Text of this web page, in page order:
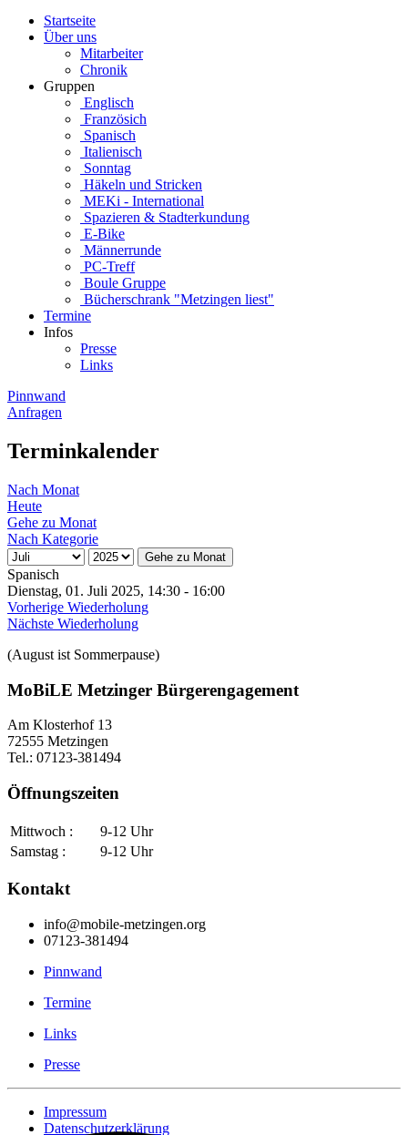
Startseite
Über uns
Mitarbeiter
Chronik
Gruppen
Englisch
Französich
Spanisch
Italienisch
Sonntag
Häkeln und Stricken
MEKi - International
Spazieren & Stadterkundung
E-Bike
Männerrunde
PC-Treff
Boule Gruppe
Bücherschrank "Metzingen liest"
Termine
Infos
Presse
Links
Pinnwand
Anfragen
Terminkalender
Nach Monat
Heute
Gehe zu Monat
Nach Kategorie
Gehe zu Monat
Spanisch
Dienstag, 01. Juli 2025, 14:30 - 16:00
Vorherige Wiederholung
Nächste Wiederholung
(August ist Sommerpause)
MoBiLE Metzinger Bürgerengagement
Am Klosterhof 13
72555 Metzingen
Tel.: 07123-381494
Öffnungszeiten
Mittwoch :
9-12 Uhr
Samstag :
9-12 Uhr
Kontakt
info@mobile-metzingen.org
07123-381494
Pinnwand
Termine
Links
Presse
Impressum
Datenschutzerklärung